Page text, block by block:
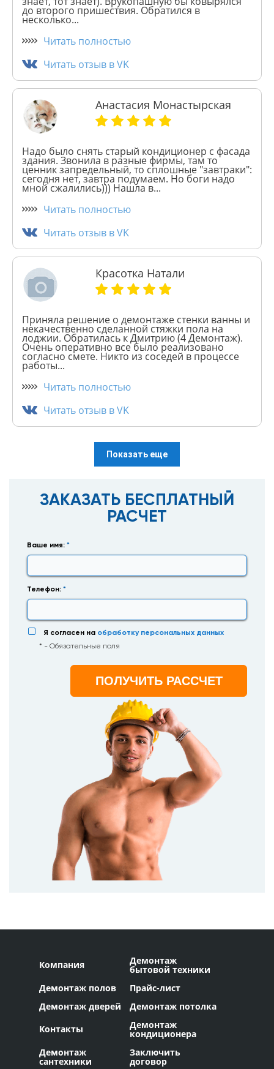
до второго пришествия. Обратился в
несколько...
Читать полностью
Читать отзыв в VK
Анастасия Монастырская
Надо было снять старый кондиционер с фасада
здания. Звонила в разные фирмы, там то
ценник запредельный, то сплошные "завтраки":
сегодня нет, завтра подумаем. Но боги надо
мной сжалились))) Нашла в...
Читать полностью
Читать отзыв в VK
Красотка Натали
Приняла решение о демонтаже стенки ванны и
некачественно сделанной стяжки пола на
лоджии. Обратилась к Дмитрию (4 Демонтаж).
Очень оперативно все было реализовано
согласно смете. Никто из соседей в процессе
работы...
Читать полностью
Читать отзыв в VK
Показать еще
ЗАКАЗАТЬ БЕСПЛАТНЫЙ
РАСЧЕТ
Ваше имя: *
Телефон: *
Я согласен на обработку персональных данных
* - Обязательные поля
ПОЛУЧИТЬ РАССЧЕТ
Компания Демонтаж
бытовой техники
Демонтаж полов
Прайс-лист
Демонтаж дверей
Демонтаж потолка
Контакты
Демонтаж
кондиционера
Демонтаж
сантехники
Заключить
договор